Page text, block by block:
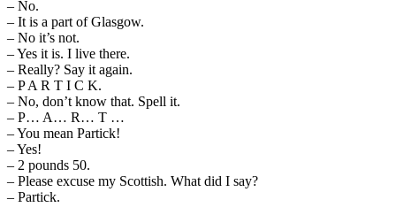
– No.
– It is a part of Glasgow.
– No it’s not.
– Yes it is. I live there.
– Really? Say it again.
– P A R T I C K.
– No, don’t know that. Spell it.
– P… A… R… T …
– You mean Partick!
– Yes!
– 2 pounds 50.
– Please excuse my Scottish. What did I say?
– Partick.